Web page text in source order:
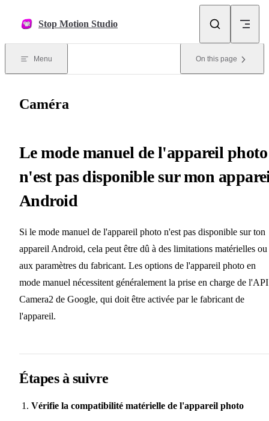
Stop Motion Studio
Menu On this page
Caméra
Le mode manuel de l'appareil photo
n'est pas disponible sur mon
Android
Si le mode manuel de l'appareil photo n'est pas disponible sur ton
appareil Android, cela peut être dû à des limitations matérielles ou
aux paramètres du fabricant. Les options de l'appareil photo en
mode manuel nécessitent généralement la prise en charge de l'API
Camera2 de Google, qui doit être activée par le fabricant de
l'appareil.
Étapes à suivre
Vérifie la compatibilité matérielle de l'appareil photo